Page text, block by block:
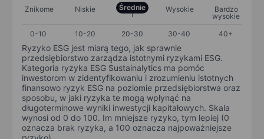
Znikome Niskie Średnie Wysokie
Bardzo
wysokie
0-10
10-20 20-30 30-40 40+
Ryzyko ESG jest miarą tego, jak sprawnie
przedsiębiorstwo zarządza istotnymi ryzykami ESG.
Kategoria ryzyka ESG Sustainalytics ma pomóc
inwestorom w zidentyfikowaniu i zrozumieniu istotnych
finansowo ryzyk ESG na poziomie przedsiębiorstwa oraz
sposobu, w jaki ryzyka te mogą wpłynąć na
długoterminowe wyniki inwestycji kapitałowych. Skala
wynosi od 0 do 100. Im mniejsze ryzyko, tym lepiej (0
oznacza brak ryzyka, a 100 oznacza najpoważniejsze